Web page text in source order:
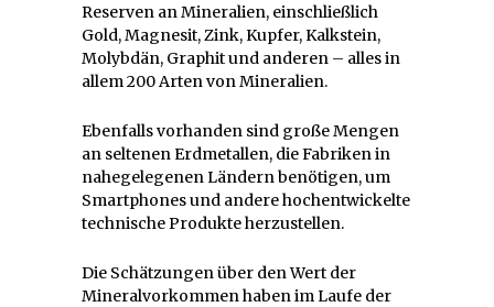
Reserven an Mineralien, einschließlich
Gold, Magnesit, Zink, Kupfer, Kalkstein,
Molybdän, Graphit und anderen – alles in
allem 200 Arten von Mineralien.
Ebenfalls vorhanden sind große Mengen
an seltenen Erdmetallen, die Fabriken in
nahegelegenen Ländern benötigen, um
Smartphones und andere hochentwickelte
technische Produkte herzustellen.
Die Schätzungen über den Wert der
Mineralvorkommen haben im Laufe der